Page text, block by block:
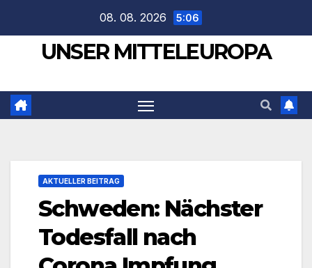
springen
08. 08. 2026 5:06
UNSER MITTELEUROPA
AKTUELLER BEITRAG
Schweden: Nächster
Todesfall nach